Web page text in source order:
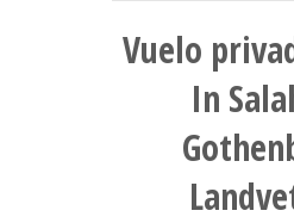
Vuelo
In